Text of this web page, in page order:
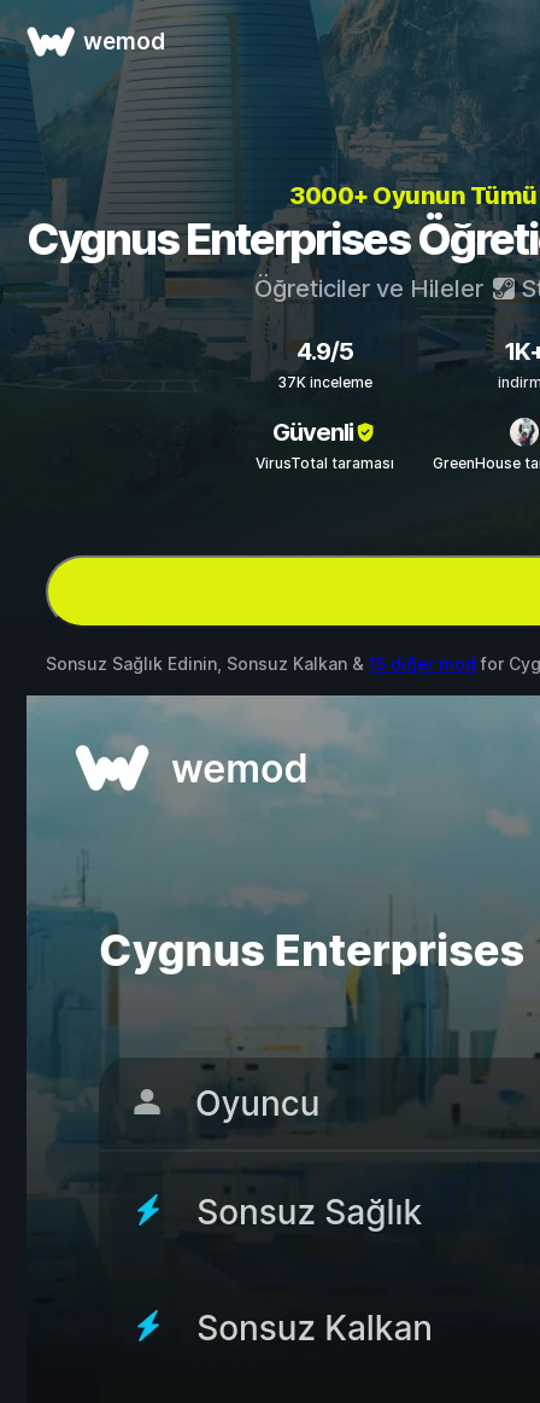
wemod
3000+ Oyunun
Cygnus Enterprises
Öğreticiler ve Hileler
4.9/5
37K inceleme
Güvenli
VirusTotal taraması GreenHouse
Sonsuz Sağlık Edinin, Sonsuz Kalkan & 15 diğer mod for